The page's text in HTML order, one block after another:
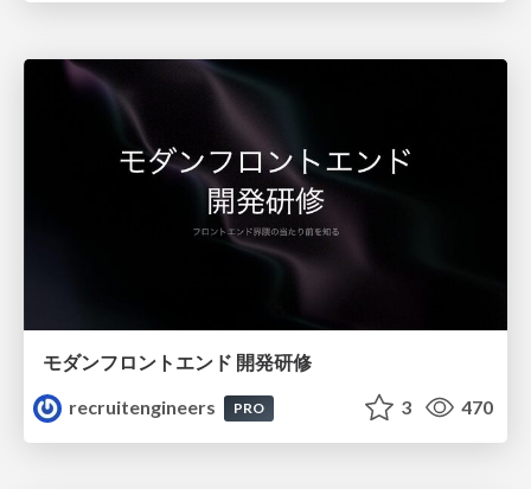
モダンフロントエンド 開発研修
recruitengineers
PRO 3 470